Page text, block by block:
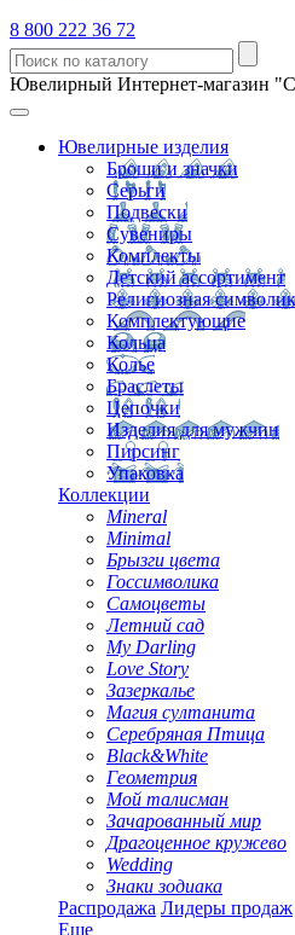
8 800 222 36 72
Ювелирный Интернет-магазин
Ювелирные изделия
Броши и значки
Серьги
Подвески
Сувениры
Комплекты
Детский ассортимент
Религиозная
Комплектующие
Кольца
Колье
Браслеты
Цепочки
Изделия для мужчин
Пирсинг
Упаковка
Коллекции
Mineral
Minimal
Брызги цвета
Госсимволика
Самоцветы
Летний сад
My Darling
Love Story
Зазеркалье
Магия султанита
Серебряная Птица
Black&White
Геометрия
Мой талисман
Зачарованный мир
Драгоценное кружево
Wedding
Знаки зодиака
Распродажа Лидеры продаж
Еще